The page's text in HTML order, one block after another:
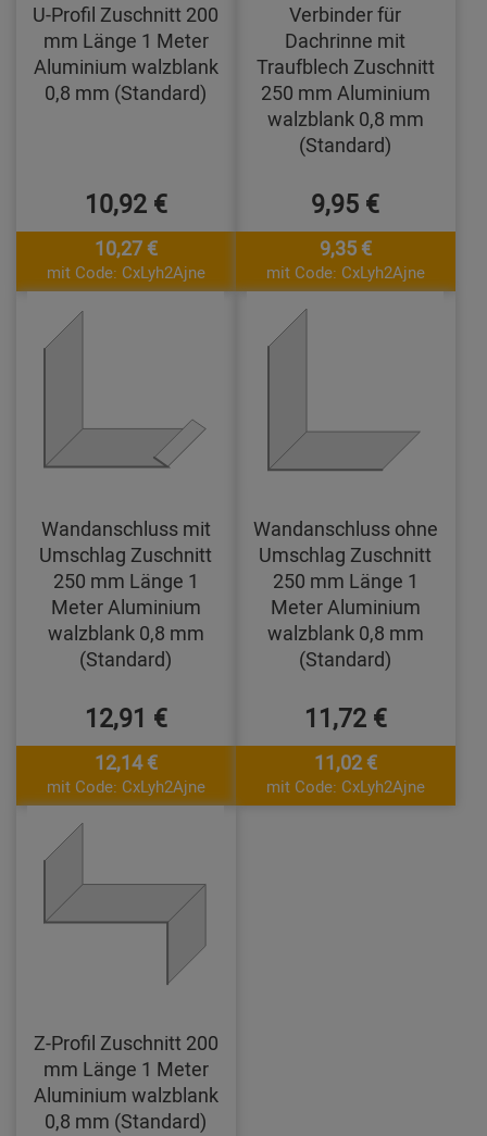
U-Profil Zuschnitt 200
mm Länge 1 Meter
Aluminium walzblank
0,8 mm (Standard)
10,92 €
10,27 €
mit Code: CxLyh2Ajne
Verbinder für
Dachrinne mit
Traufblech Zuschnitt
250 mm Aluminium
walzblank 0,8 mm
(Standard)
9,95 €
9,35 €
mit Code: CxLyh2Ajne
Wandanschluss mit
Umschlag Zuschnitt
250 mm Länge 1
Meter Aluminium
walzblank 0,8 mm
(Standard)
12,91 €
12,14 €
mit Code: CxLyh2Ajne
Wandanschluss ohne
Umschlag Zuschnitt
250 mm Länge 1
Meter Aluminium
walzblank 0,8 mm
(Standard)
11,72 €
11,02 €
mit Code: CxLyh2Ajne
Z-Profil Zuschnitt 200
mm Länge 1 Meter
Aluminium walzblank
0,8 mm (Standard)